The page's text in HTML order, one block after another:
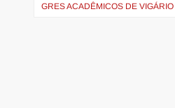
GRES ACADÊMICOS DE